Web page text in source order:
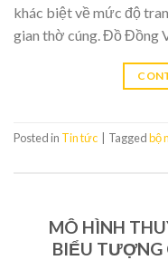
khác biệt về mức độ
gian thờ cúng. Đồ Đồng
Posted in Tin tức Taggedbộ
MÔ HÌNH
BIỂU TƯỢNG